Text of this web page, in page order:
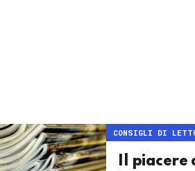
CONSIGLI DI
Il piacere